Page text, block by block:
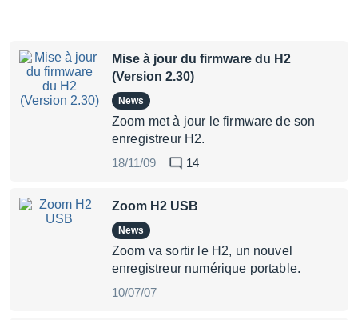
Mise à jour du firmware du H2
(Version 2.30)
News
Zoom met à jour le firmware de son
enregistreur H2.
18/11/09
14
Zoom H2 USB
News
Zoom va sortir le H2, un nouvel
enregistreur numérique portable.
10/07/07